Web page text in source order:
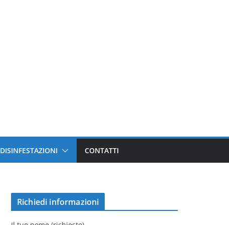
DISINFESTAZIONI CONTATTI
Richiedi informazioni